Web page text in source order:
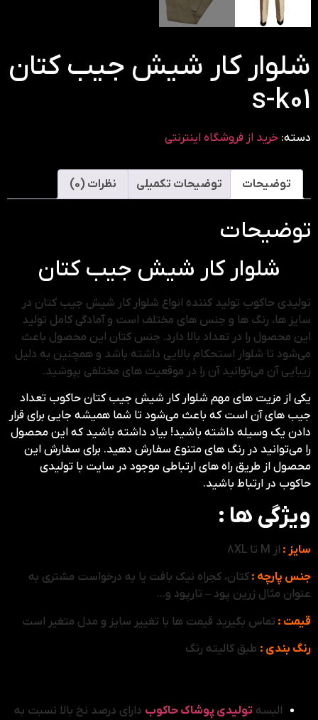
شلوار کار شیش جیب کتان
s-k01
دسته: خرید از فروشگاه اینترنتی
توضیحات توضیحات تکمیلی نظرات (0)
توضیحات
شلوار کار شیش جیب کتان
تولیدی حاکوب تولید کننده انواع شلوار کار شیش جیب کتان در
سایز ها، رنگ ها و جنس های مختلف است و آمادگی کامل تولید
این محصول را در تعداد بالا دارد. جنس کتان این محصول باعث
می‌شود تا شلوار استحکام بالایی داشته باشد و همچنین به دلیل
زیبایی آن می‌توانید آن را در موقعیت های مختلفی بپوشید.
یکی از مزیت های مهم شلوار کار شیش جیب کتان حاکوب تعداد
جیب های آن است که باعث می‌شود تا شما همیشه جایی برای قرار
دادن یک وسیله داشته باشید! بیاد داشته باشید که این محصول
را می‌توانید در رنگ های متنوع سفارش دهید. برای سفارش این
محصول از طریق راه های ارتباطی موجود در سایت با تولیدی
حاکوب در ارتباط باشید.
ویژگی ها :
سایز : از M تا 8XL
جنس پارچه : کتان، کجراه نیک بافت یا به درخواست مشتری به
عنوان مثال زرین پود – تارپود و…
قیمت : تماس بگیرید قیمت ها با تغییر سایز و مدل متغیر است
رنگ بندی : طبق کالیته رنگ
البسه تولیدی پوشاک حاکوب دارای درصد نخ بالا نسبت به